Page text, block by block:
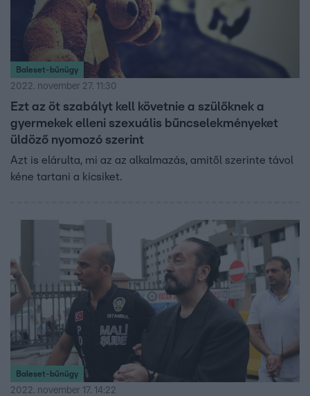
Baleset-bűnügy
2022. november 27. 11:30
Ezt az öt szabályt kell követnie a szülőknek a
gyermekek elleni szexuális bűncselekményeket
üldöző nyomozó szerint
Azt is elárulta, mi az az alkalmazás, amitől szerinte távol
kéne tartani a kicsiket.
Baleset-bűnügy
2022. november 17. 14:22